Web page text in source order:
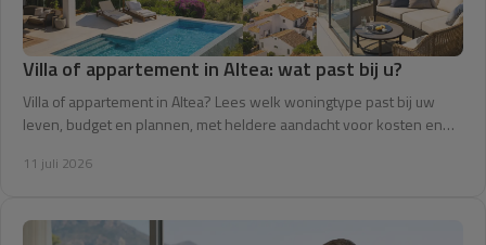
Villa of appartement in Altea: wat past bij u?
Villa of appartement in Altea? Lees welk woningtype past bij uw
leven, budget en plannen, met heldere aandacht voor kosten en
11 juli 2026